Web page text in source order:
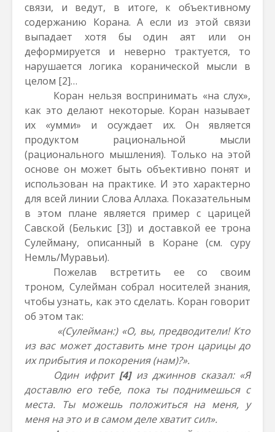
связи, и ведут, в итоге, к объективному
содержанию Корана. А если из этой связи
выпадает хотя бы один аят или он
деформируется и неверно трактуется, то
нарушается логика коранической мысли в
целом [2]…
Коран нельзя воспринимать «на слух»,
как это делают некоторые. Коран называет
их «умми» и осуждает их. Он является
продуктом рациональной мысли
(рационального мышления). Только на этой
основе он может быть объективно понят и
использован на практике. И это характерно
для всей линии Слова Аллаха. Показательным
в этом плане является пример с царицей
Савской (Белькис [3]) и доставкой ее трона
Сулейману, описанный в Коране (см. суру
Немль/Муравьи).
Пожелав встретить ее со своим
троном, Сулейман собрал носителей знания,
чтобы узнать, как это сделать. Коран говорит
об этом так:
«(Сулейман:) «О, вы, предводители! Кто
из вас может доставить мне трон царицы до
их прибытия и покорения (нам)?».
Один ифрит [4]из джиннов сказал: «Я
доставлю его тебе, пока ты поднимешься с
места. Ты можешь положиться на меня, у
меня на это и в самом деле хватит сил».